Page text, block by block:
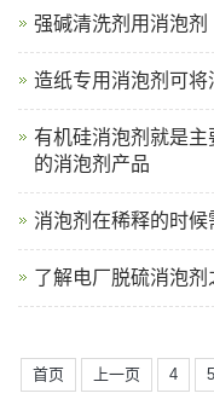
强碱清洗剂用消泡剂
造纸专用消泡剂可
有机硅消泡剂就是
的消泡剂产品
消泡剂在稀释的时候
了解电厂脱硫消泡
首页 上一页 4 5